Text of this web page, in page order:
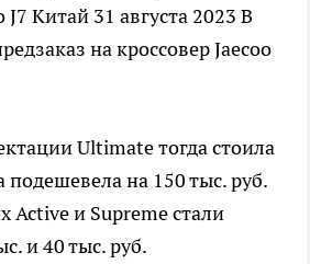
J7 Китай 31 августа 2023 В
на кроссовер Jaecoo
Ultimate тогда стоила
подешевела на 150 тыс. руб.
Active и Supreme стали
и 40 тыс. руб.